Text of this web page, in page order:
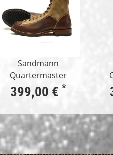
Sandmann
Quartermaster
399,00 € *